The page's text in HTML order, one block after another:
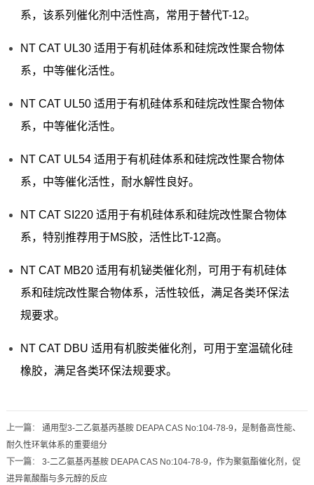
系，该系列催化剂中活性高，常用于替代T-12。
NT CAT UL30 适用于有机硅体系和硅烷改性聚合物体
系，中等催化活性。
NT CAT UL50 适用于有机硅体系和硅烷改性聚合物体
系，中等催化活性。
NT CAT UL54 适用于有机硅体系和硅烷改性聚合物体
系，中等催化活性，耐水解性良好。
NT CAT SI220 适用于有机硅体系和硅烷改性聚合物体
系，特别推荐用于MS胶，活性比T-12高。
NT CAT MB20 适用有机铋类催化剂，可用于有机硅体
系和硅烷改性聚合物体系，活性较低，满足各类环保法
规要求。
NT CAT DBU 适用有机胺类催化剂，可用于室温硫化硅
橡胶，满足各类环保法规要求。
上一篇： 通用型3-二乙氨基丙基胺 DEAPA CAS No:104-78-9，是制备高性能、
耐久性环氧体系的重要组分
下一篇： 3-二乙氨基丙基胺 DEAPA CAS No:104-78-9，作为聚氨酯催化剂，促
进异氰酸酯与多元醇的反应